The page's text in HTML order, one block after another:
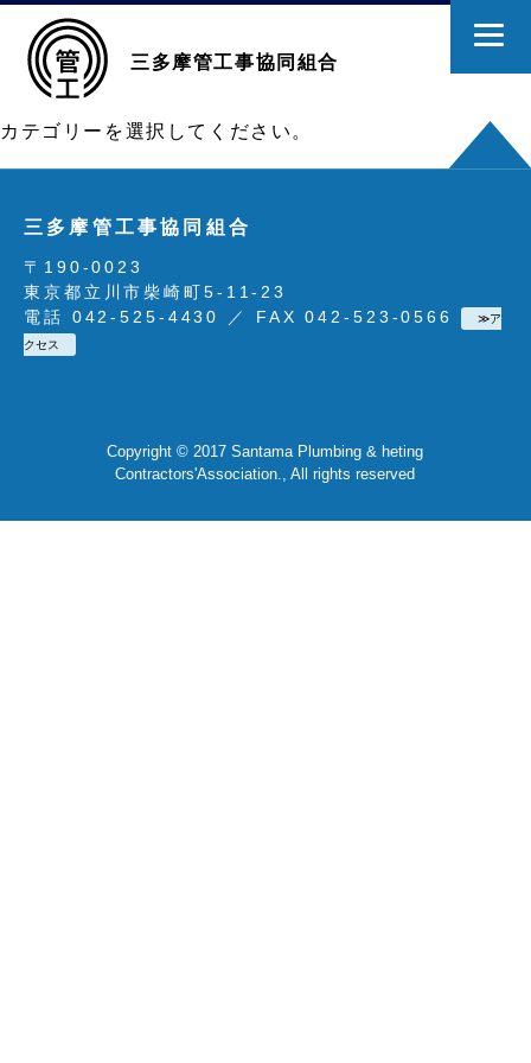
三多摩管工事協同組合
カテゴリーを選択してください。
三多摩管工事協同組合
〒190-0023
東京都立川市柴崎町5-11-23
電話 042-525-4430 ／ FAX 042-523-0566
≫ア
クセス
Copyright © 2017 Santama Plumbing & heting
Contractors'Association., All rights reserved